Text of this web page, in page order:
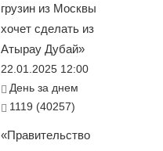
грузин из Москвы
хочет сделать из
Атырау Дубай»
22.01.2025 12:00
День за днем
1119 (40257)
«Правительство